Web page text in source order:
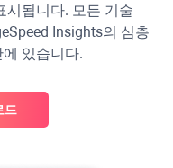
시됩니다. 모든 기술
Insights의 심층
있습니다.
드